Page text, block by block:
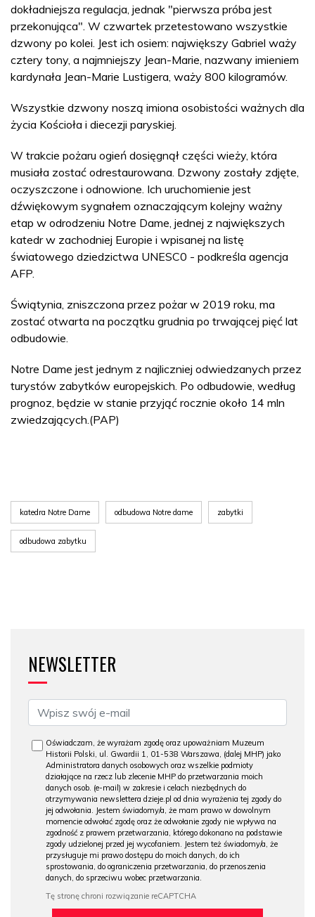
dokładniejsza regulacja, jednak "pierwsza próba jest
przekonująca". W czwartek przetestowano wszystkie
dzwony po kolei. Jest ich osiem: największy Gabriel waży
cztery tony, a najmniejszy Jean-Marie, nazwany imieniem
kardynała Jean-Marie Lustigera, waży 800 kilogramów.
Wszystkie dzwony noszą imiona osobistości ważnych dla
życia Kościoła i diecezji paryskiej.
W trakcie pożaru ogień dosięgnął części wieży, która
musiała zostać odrestaurowana. Dzwony zostały zdjęte,
oczyszczone i odnowione. Ich uruchomienie jest
dźwiękowym sygnałem oznaczającym kolejny ważny
etap w odrodzeniu Notre Dame, jednej z największych
katedr w zachodniej Europie i wpisanej na listę
światowego dziedzictwa UNESC0 - podkreśla agencja
AFP.
Świątynia, zniszczona przez pożar w 2019 roku, ma
zostać otwarta na początku grudnia po trwającej pięć lat
odbudowie.
Notre Dame jest jednym z najliczniej odwiedzanych przez
turystów zabytków europejskich. Po odbudowie, według
prognoz, będzie w stanie przyjąć rocznie około 14 mln
zwiedzających.(PAP)
katedra Notre Dame odbudowa Notre dame zabytki
odbudowa zabytku
NEWSLETTER
Oświadczam, że wyrażam zgodę oraz upoważniam Muzeum
Historii Polski, ul. Gwardii 1, 01-538 Warszawa, (dalej MHP) jako
Administratora danych osobowych oraz wszelkie podmioty
działające na rzecz lub zlecenie MHP do przetwarzania moich
danych osob. (e-mail) w zakresie i celach niezbędnych do
otrzymywania newslettera dzieje.pl od dnia wyrażenia tej zgody do
jej odwołania. Jestem świadomy/a, że mam prawo w dowolnym
momencie odwołać zgodę oraz że odwołanie zgody nie wpływa na
zgodność z prawem przetwarzania, którego dokonano na podstawie
zgody udzielonej przed jej wycofaniem. Jestem też świadomy/a, że
przysługuje mi prawo dostępu do moich danych, do ich
sprostowania, do ograniczenia przetwarzania, do przenoszenia
danych, do sprzeciwu wobec przetwarzania.